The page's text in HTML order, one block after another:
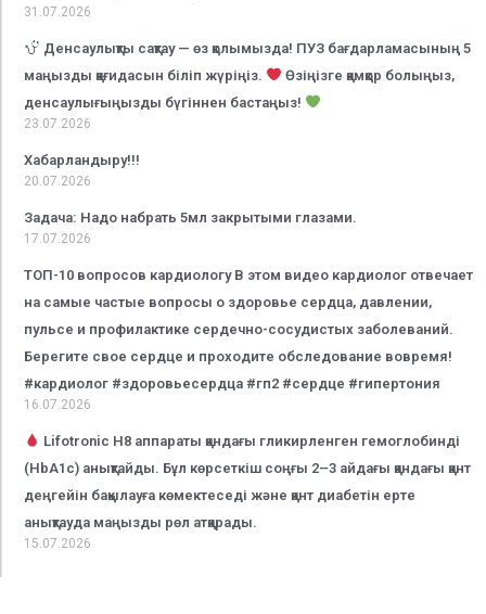
31.07.2026
Денсаулықты сақтау — өз қолымызда! ПУЗ бағдарламасының 5
маңызды қағидасын біліп жүріңіз.
Өзіңізге қамқор болыңыз,
денсаулығыңызды бүгіннен бастаңыз!
23.07.2026
Хабарландыру!!!
20.07.2026
Задача: Надо набрать 5мл закрытыми глазами.
17.07.2026
ТОП-10 вопросов кардиологу В этом видео кардиолог отвечает
на самые частые вопросы о здоровье сердца, давлении,
пульсе и профилактике сердечно-сосудистых заболеваний.
Берегите свое сердце и проходите обследование вовремя!
#кардиолог #здоровьесердца #гп2 #сердце #гипертония
16.07.2026
Lifotronic H8 аппараты қандағы гликирленген гемоглобинді
(HbA1c) анықтайды. Бұл көрсеткіш соңғы 2–3 айдағы қандағы қант
деңгейін бақылауға көмектеседі және қант диабетін ерте
анықтауда маңызды рөл атқарады.
15.07.2026